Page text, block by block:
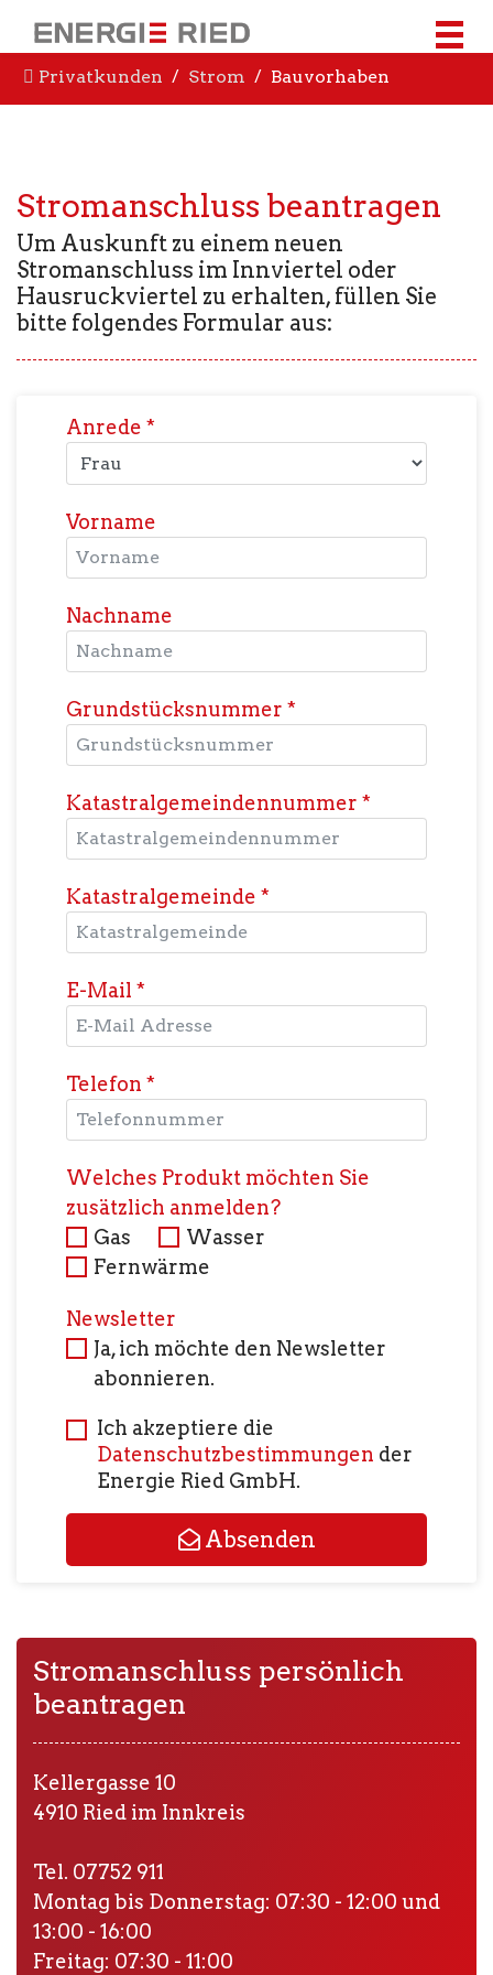
Privatkunden Strom Bauvorhaben
Stromanschluss beantragen
Um Auskunft zu einem neuen
Stromanschluss im Innviertel oder
Hausruckviertel zu erhalten, füllen Sie
bitte folgendes Formular aus:
Anrede *
Vorname
Nachname
Grundstücksnummer *
Katastralgemeindennummer *
Katastralgemeinde *
E-Mail *
Telefon *
Welches Produkt möchten Sie
zusätzlich anmelden?
Gas
Wasser
Fernwärme
Newsletter
Ja, ich möchte den Newsletter
abonnieren.
Ich akzeptiere die
Datenschutzbestimmungen der
Energie Ried GmbH.
Absenden
Stromanschluss persönlich
beantragen
Kellergasse 10
4910 Ried im Innkreis
Tel. 07752 911
Montag bis Donnerstag: 07:30 - 12:00 und
13:00 - 16:00
Freitag: 07:30 - 11:00